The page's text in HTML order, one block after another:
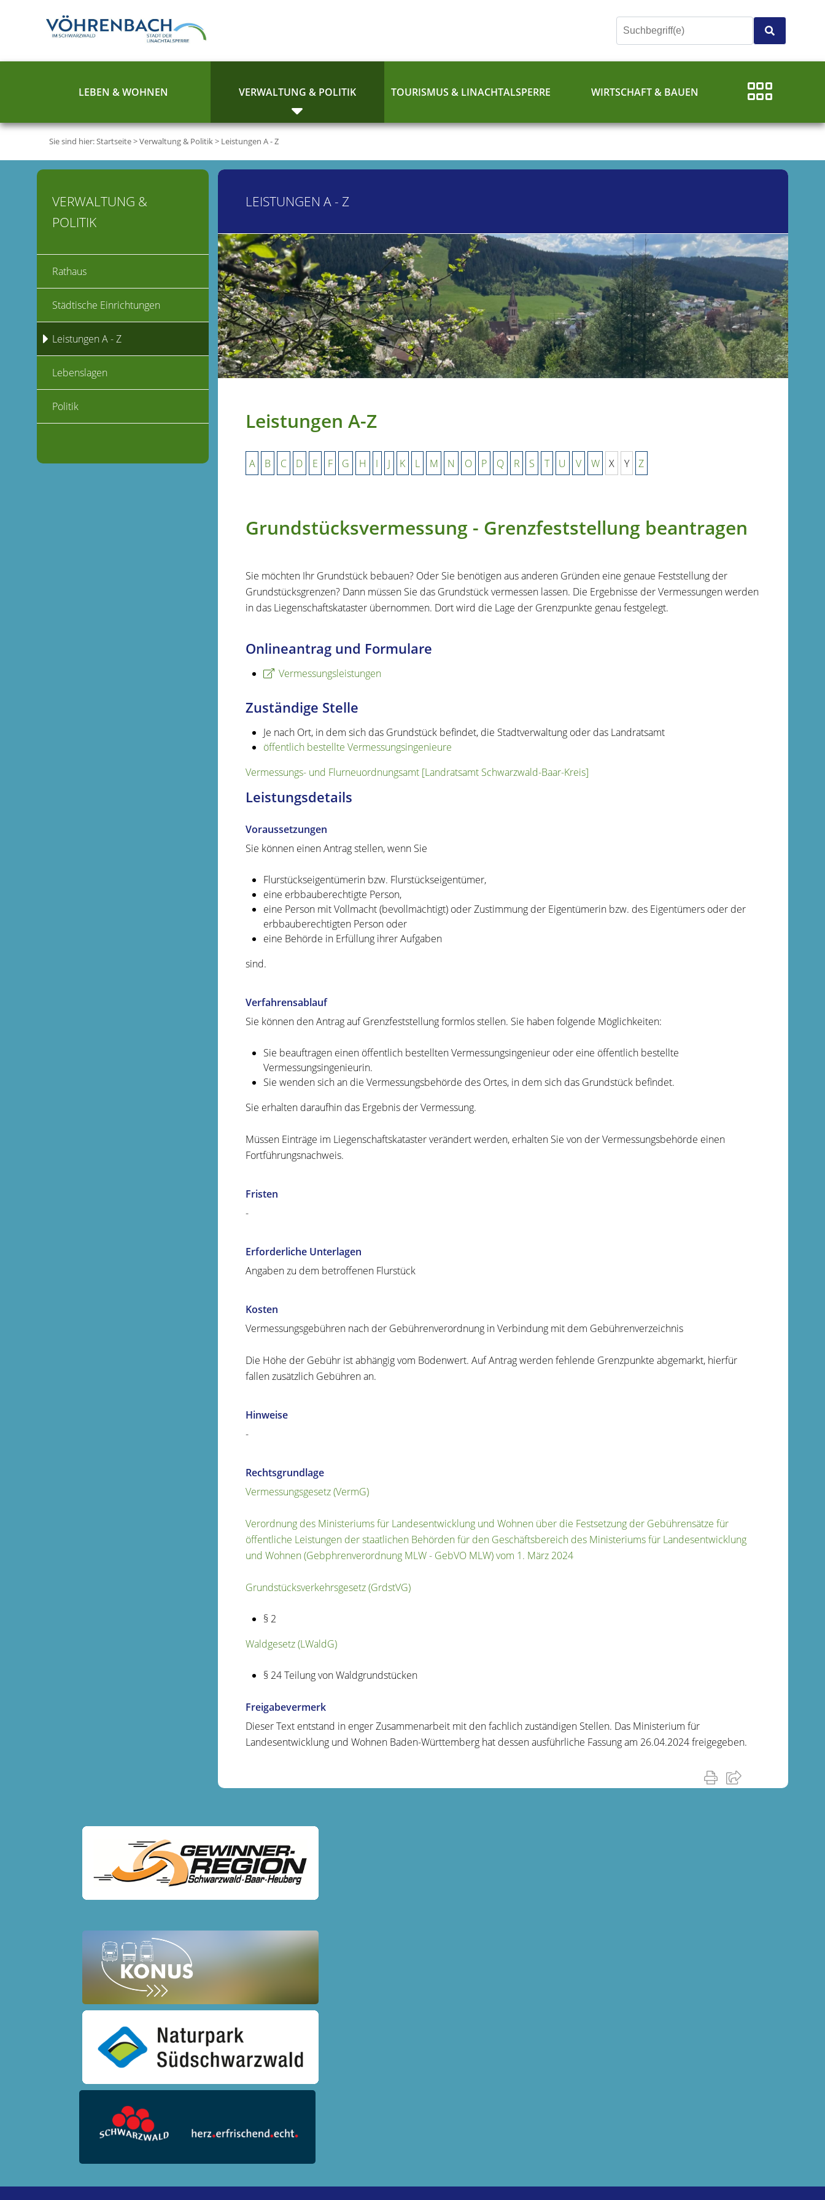
LEBEN & WOHNEN VERWALTUNG & POLITIK TOURISMUS & LINACHTALSPERRE WIRTSCHAFT & BAUEN
Sie sind hier:Startseite>Verwaltung & Politik> Leistungen A - Z
LEISTUNGEN A - Z
Leistungen A-Z
A B C D E F G H I J K L M N O P Q R S T U V W X Y Z
Grundstücksvermessung - Grenzfeststellung beantragen
Sie möchten Ihr Grundstück bebauen? Oder Sie benötigen aus anderen Gründen eine genaue Feststellung der
Grundstücksgrenzen? Dann müssen Sie das Grundstück vermessen lassen. Die Ergebnisse der Vermessungen werden
in das Liegenschaftskataster übernommen. Dort wird die Lage der Grenzpunkte genau festgelegt.
Onlineantrag und Formulare
Vermessungsleistungen
Zuständige Stelle
Je nach Ort, in dem sich das Grundstück befindet, die Stadtverwaltung oder das Landratsamt
öffentlich bestellte Vermessungsingenieure
Vermessungs- und Flurneuordnungsamt [Landratsamt Schwarzwald-Baar-Kreis]
Leistungsdetails
Voraussetzungen
Sie können einen Antrag stellen, wenn Sie
Flurstückseigentümerin bzw. Flurstückseigentümer,
eine erbbauberechtigte Person,
eine Person mit Vollmacht (bevollmächtigt) oder Zustimmung der Eigentümerin bzw. des Eigentümers oder der
erbbauberechtigten Person oder
eine Behörde in Erfüllung ihrer Aufgaben
sind.
Verfahrensablauf
Sie können den Antrag auf Grenzfeststellung formlos stellen. Sie haben folgende Möglichkeiten:
Sie beauftragen einen öffentlich bestellten Vermessungsingenieur oder eine öffentlich bestellte
Vermessungsingenieurin.
Sie wenden sich an die Vermessungsbehörde des Ortes, in dem sich das Grundstück befindet.
Sie erhalten daraufhin das Ergebnis der Vermessung.
Müssen Einträge im Liegenschaftskataster verändert werden, erhalten Sie von der Vermessungsbehörde einen
Fortführungsnachweis.
Fristen
-
Erforderliche Unterlagen
Angaben zu dem betroffenen Flurstück
Kosten
Vermessungsgebühren nach der Gebührenverordnung in Verbindung mit dem Gebührenverzeichnis
Die Höhe der Gebühr ist abhängig vom Bodenwert. Auf Antrag werden fehlende Grenzpunkte abgemarkt, hierfür
fallen zusätzlich Gebühren an.
Hinweise
-
Rechtsgrundlage
Vermessungsgesetz (VermG)
Verordnung des Ministeriums für Landesentwicklung und Wohnen über die Festsetzung der Gebührensätze für
öffentliche Leistungen der staatlichen Behörden für den Geschäftsbereich des Ministeriums für Landesentwicklung
und Wohnen (Gebphrenverordnung MLW - GebVO MLW) vom 1. März 2024
Grundstücksverkehrsgesetz (GrdstVG)
§ 2
Waldgesetz (LWaldG)
§ 24Teilung von Waldgrundstücken
Freigabevermerk
Dieser Text entstand in enger Zusammenarbeit mit den fachlich zuständigen Stellen. Das Ministerium für
Landesentwicklung und Wohnen Baden-Württemberg hat dessen ausführliche Fassung am 26.04.2024 freigegeben.
VERWALTUNG &
POLITIK
Rathaus
Städtische Einrichtungen
Leistungen A - Z
Lebenslagen
Politik